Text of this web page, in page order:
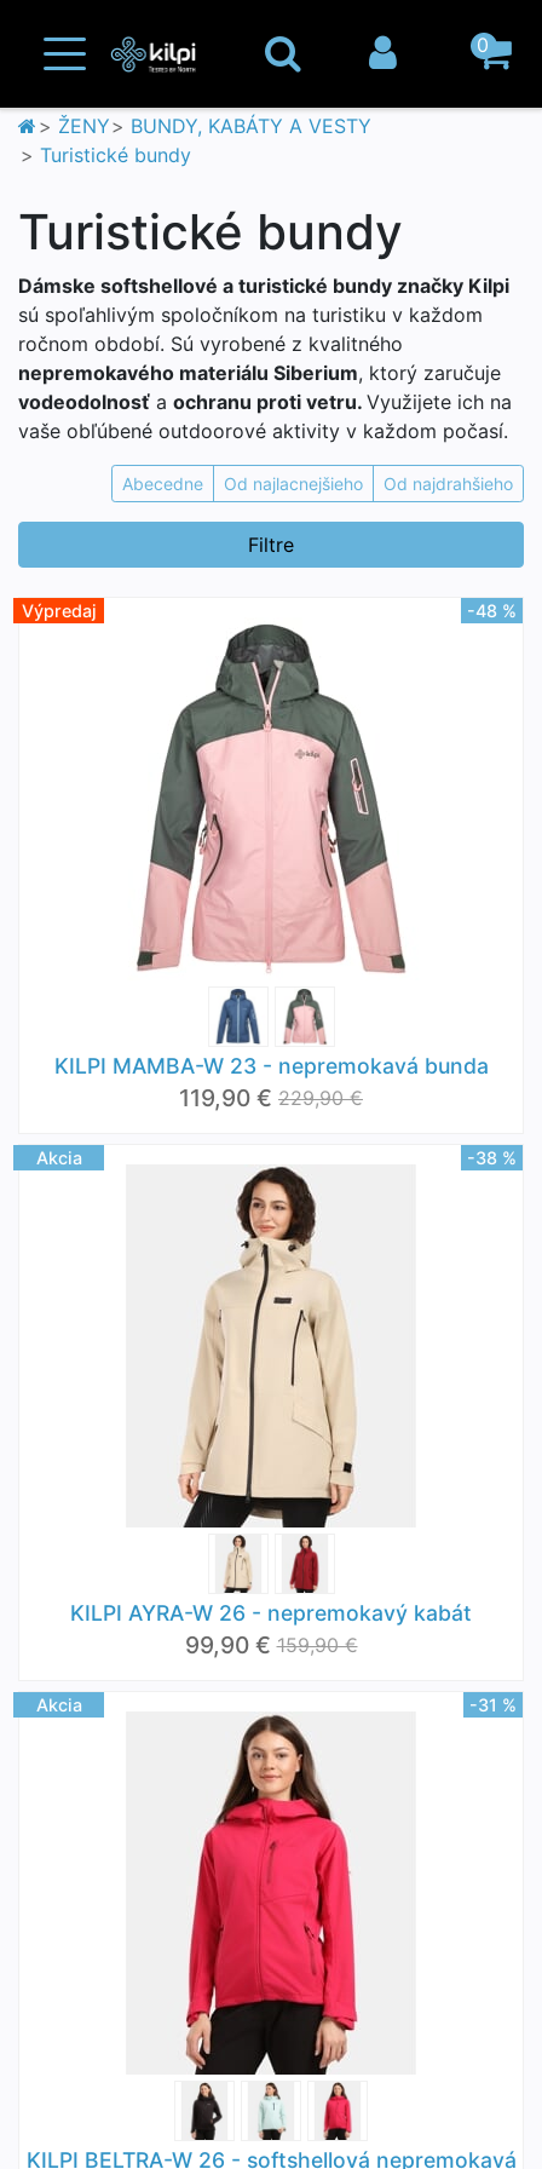
0
ŽENY
BUNDY, KABÁTY A VESTY
Turistické bundy
Turistické bundy
Dámske softshellové a turistické bundy značky Kilpi
sú spoľahlivým spoločníkom na turistiku v každom
ročnom období. Sú vyrobené z kvalitného
nepremokavého materiálu Siberium, ktorý zaručuje
vodeodolnosť a ochranu proti vetru. Využijete ich na
vaše obľúbené outdoorové aktivity v každom počasí.
Abecedne Od najlacnejšieho Od najdrahšieho
Filtre
Výpredaj -48 %
KILPI MAMBA-W 23 - nepremokavá bunda
119,90 € 229,90 €
Akcia -38 %
KILPI AYRA-W 26 - nepremokavý kabát
99,90 € 159,90 €
Akcia -31 %
KILPI BELTRA-W 26 - softshellová nepremokavá